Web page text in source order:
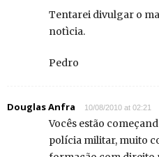
Tentarei divulgar o
notìcia.
Pedro
Douglas Anfra 10/08/2010 at 02:21
Vocês estão
polícia militar, muito